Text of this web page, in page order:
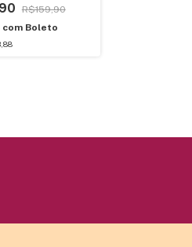
R$159,90
com Boleto